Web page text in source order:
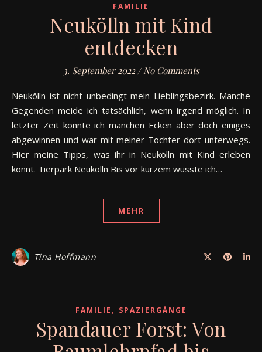
FAMILIE
Neukölln mit Kind
entdecken
3. September 2022 / No Comments
Neukölln ist nicht unbedingt mein Lieblingsbezirk. Manche
Gegenden meide ich tatsächlich, wenn irgend möglich. In
letzter Zeit konnte ich manchen Ecken aber doch einiges
abgewinnen und war mit meiner Tochter dort unterwegs.
Hier meine Tipps, was ihr in Neukölln mit Kind erleben
könnt. Tierpark Neukölln Bis vor kurzem wusste ich…
MEHR
Tina Hoffmann
FAMILIE , SPAZIERGÄNGE
Spandauer Forst: Von